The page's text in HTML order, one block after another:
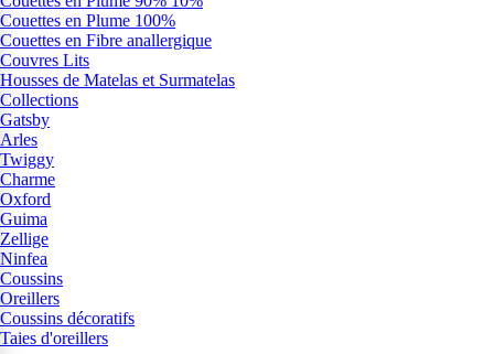
Couettes en Plume 100%
Couettes en Fibre anallergique
Couvres Lits
Housses de Matelas et Surmatelas
Collections
Gatsby
Arles
Twiggy
Charme
Oxford
Guima
Zellige
Ninfea
Coussins
Oreillers
Coussins décoratifs
Taies d'oreillers